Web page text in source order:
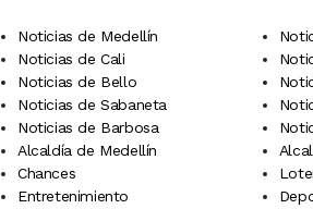
Noticias de Medellín
Noticias de Cali
Noticias de Bello
Noticias de Sabaneta
Noticias de Barbosa
Alcaldía de Medellín
Chances
Entretenimiento